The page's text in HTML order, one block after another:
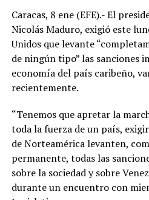
Caracas, 8 ene (EFE).- El
Nicolás Maduro, exigió este
Unidos que levante
de ningún tipo” las sanciones
economía del país caribeño,
recientemente.
“Tenemos que apretar la
toda la fuerza de un país,
de Norteamérica levanten,
permanente, todas las
sobre la sociedad y sobre
durante un encuentro con